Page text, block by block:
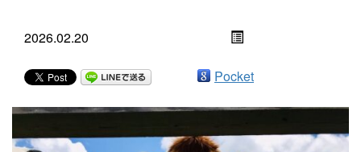
2026.02.20
Pocket